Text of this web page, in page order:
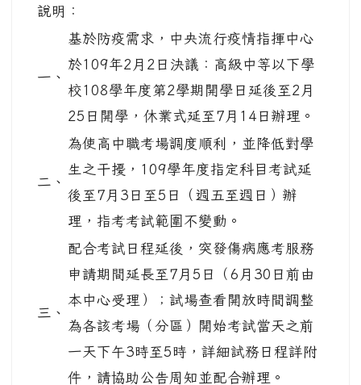
說明：
一、
基於防疫需求，中央流行疫情指揮中心
於109年2月2日決議：高級中等以下學
校108學年度第2學期開學日延後至2月
25日開學，休業式延至7月14日辦理。
二、
為使高中職考場調度順利，並降低對學
生之干擾，109學年度指定科目考試延
後至7月3日至5日（週五至週日）辦
理，指考考試範圍不變動。
三、
配合考試日程延後，突發傷病應考服務
申請期間延長至7月5日（6月30日前由
本中心受理）；試場查看開放時間調整
為各該考場（分區）開始考試當天之前
一天下午3時至5時，詳細試務日程詳附
件，請協助公告周知並配合辦理。